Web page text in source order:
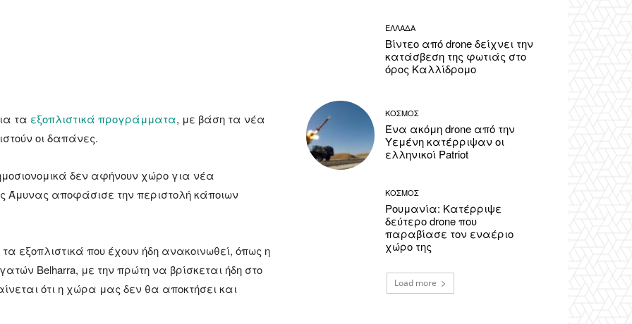
τα εξοπλιστικά προγράμματα, με βάση τα νέα
οι δαπάνες.
δεν αφήνουν χώρο για νέα
Άμυνας αποφάσισε την περιστολή κάποιων
εξοπλιστικά που έχουν ήδη ανακοινωθεί, όπως η
Belharra, με την πρώτη να βρίσκεται ήδη στο
ότι η χώρα μας δεν θα αποκτήσει και
ΕΛΛΑΔΑ
Βίντεο από drone δείχνει την
κατάσβεση της φωτιάς στο
όρος Καλλίδρομο
ΚΟΣΜΟΣ
Ένα ακόμη drone από την
Υεμένη κατέρριψαν οι
ελληνικοί Patriot
ΚΟΣΜΟΣ
Ρουμανία: Κατέρριψε
δεύτερο drone που
παραβίασε τον εναέριο
χώρο της
Load more